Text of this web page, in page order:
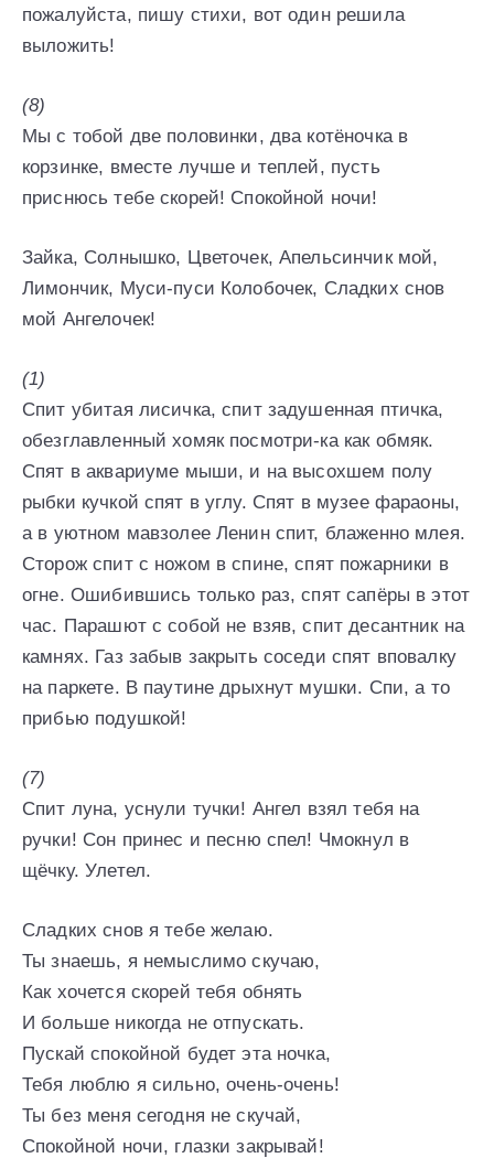
пожалуйста, пишу стихи, вот один решила
выложить!
(8)
Мы с тобой две половинки, два котёночка в
корзинке, вместе лучше и теплей, пусть
приснюсь тебе скорей! Спокойной ночи!
Зайка, Солнышко, Цветочек, Апельсинчик мой,
Лимончик, Муси-пуси Колобочек, Сладких снов
мой Ангелочек!
(1)
Спит убитая лисичка, спит задушенная птичка,
обезглавленный хомяк посмотри-ка как обмяк.
Спят в аквариуме мыши, и на высохшем полу
рыбки кучкой спят в углу. Спят в музее фараоны,
а в уютном мавзолее Ленин спит, блаженно млея.
Сторож спит с ножом в спине, спят пожарники в
огне. Ошибившись только раз, спят сапёры в этот
час. Парашют с собой не взяв, спит десантник на
камнях. Газ забыв закрыть соседи спят вповалку
на паркете. В паутине дрыхнут мушки. Спи, а то
прибью подушкой!
(7)
Спит луна, уснули тучки! Ангел взял тебя на
ручки! Сон принес и песню спел! Чмокнул в
щёчку. Улетел.
Сладких снов я тебе желаю.
Ты знаешь, я немыслимо скучаю,
Как хочется скорей тебя обнять
И больше никогда не отпускать.
Пускай спокойной будет эта ночка,
Тебя люблю я сильно, очень-очень!
Ты без меня сегодня не скучай,
Спокойной ночи, глазки закрывай!